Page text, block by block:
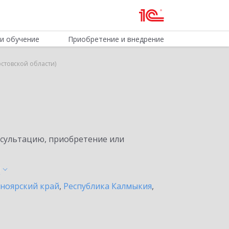
обучение Приобретение и внедрение
области)
приобретение или
край, Республика Калмыкия,